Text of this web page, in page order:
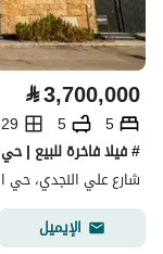
⃁3,700,000
5
5
# فيلا فاخرة للبيع |
شارع علي النجدي، حي
الإيميل